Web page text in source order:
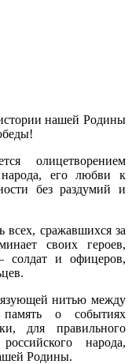
нашей Родины
олицетворением
его любви к
без раздумий и
всех, сражавшихся за
своих героев,
солдат и офицеров,
нитью между
память о событиях
для правильного
народа,
Родины.